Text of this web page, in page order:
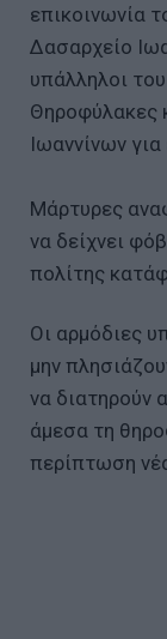
επικοινωνία
Δασαρχείο
υπάλληλοι
Θηροφύλακες
Ιωαννίνων
Μάρτυρες
να δείχνει
πολίτης
Οι αρμόδιες
μην
να διατηρούν
άμεσα τη
περίπτωση